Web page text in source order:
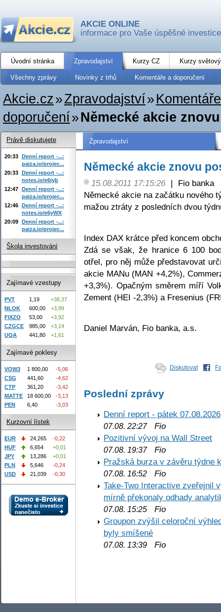
AKCIE ONLINE
informace pro Vaše úspěšné investice
Úvodní stránka Zpravodajství Kurzy CZ Kurzy
Všechny zprávy Novinky z trhů Komentáře a doporučení
Akcie.cz»Zpravodajství»
doporučení»Německé akcie
Zpravodajství
Německé akcie znovu
15.08.2011 17:15:26 |
Fio banka
Německé akcie na začátku nového
mažou ztráty z posledních dvou
Index DAX krátce před koncem
Zdá se však, že hranice 6 100
otřel, pro něj může představovat
akcie MANu (MAN +4,2%),
+3,3%). Opačným směrem míří
Zement (HEI -2,3%) a Fresenius
Daniel Marván, Fio banka, a.s.
Diskutovat
Poslední zprávy
Denní report - pátek 07.08.2026
07.08. 22:27Fio
Pozitivní vývoj na Wall Street
07.08. 19:37Fio
Pražská burza v závěru týdne
07.08. 16:52 Fio
Take-Two Interactive zveřejnil
mírně překonaly odhady
07.08. 15:25 Fio
Groupon zvýšil celoroční
byly smíšené
07.08. 13:39 Fio
Právě diskutujete
20:33 Denní report -...:
paiza.io/projec...
20:33 Denní report -...:
notes.io/e6iyb
12:47 Denní report -...:
paiza.io/projec...
12:46 Denní report -...:
notes.io/e6yWX
20:09 Denní report -...:
paiza.io/projec...
Škola investování
Zajímavé vzestupy
PVT 1,19
+38,37
NLOK
600,00
+3,99
FIXZO
53,00
+3,92
CZGCE
985,00
+3,14
UQA
441,80 +1,61
Zajímavé poklesy
VOW3 1 800,00
-5,06
CSG
441,60
-4,62
CTP
361,20
-3,42
MATTE
18 600,00
-3,13
PEN
6,40 -3,03
Kurzovní lístek
EUR 24,265
-0,22
HUF
6,654
+0,01
JPY
13,286
+0,01
PLN
5,646
-0,24
USD
21,039 -0,30